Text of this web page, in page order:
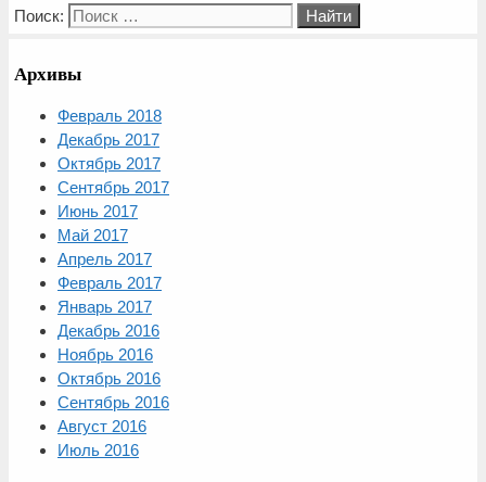
Поиск:
Архивы
Февраль 2018
Декабрь 2017
Октябрь 2017
Сентябрь 2017
Июнь 2017
Май 2017
Апрель 2017
Февраль 2017
Январь 2017
Декабрь 2016
Ноябрь 2016
Октябрь 2016
Сентябрь 2016
Август 2016
Июль 2016